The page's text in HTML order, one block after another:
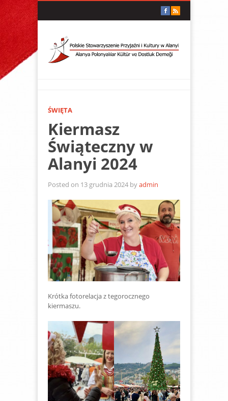
ŚWIĘTA
Kiermasz
Świąteczny w
Alanyi 2024
Posted on 13 grudnia 2024 byadmin
Krótka fotorelacja z tegorocznego
kiermaszu.